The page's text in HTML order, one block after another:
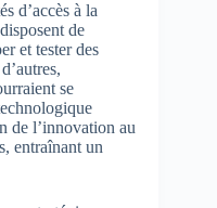
d’accès à la
de
et tester des
se
de l’innovation au
entraînant un